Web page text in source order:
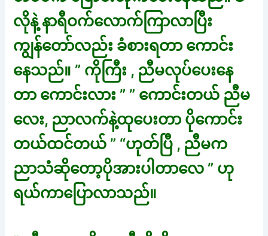
လိုနဲ့ နာရီဝက်လောက်ကြာလာပြီး
ကျွန်တော်လည်း ခံစားရတာ ကောင်း
နေသည်။ ” ကိုကြီး , ညီမလုပ်ပေးနေ
တာ ကောင်းလား ” ” ကောင်းတယ် ညီမ
လေး, ညာလက်နဲ့ထုပေးတာ ပိုကောင်း
တယ်ထင်တယ် ” “ဟုတ်ပြီ , ညီမက
ညာသံဆိုတော့ပိုအားပါတာလေ ” ဟု
ရယ်ကာပြောလာသည်။